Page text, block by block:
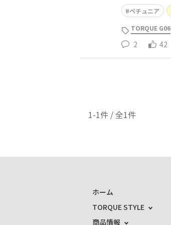
ペチュニア
TORQUE G06
2 42
1-1件 / 全1件
ホーム
TORQUE STYLE
商品情報